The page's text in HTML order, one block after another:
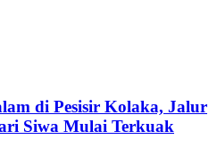
di Pesisir Kolaka, Jalur
Siwa Mulai Terkuak